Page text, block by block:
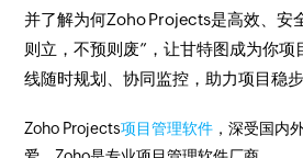
并了解为何Zoho Projects是高效、安
则立，不预则废”，让甘特图成为你项
线随时规划、协同监控，助力项目稳步
Zoho Projects项目管理软件 ，深受国内